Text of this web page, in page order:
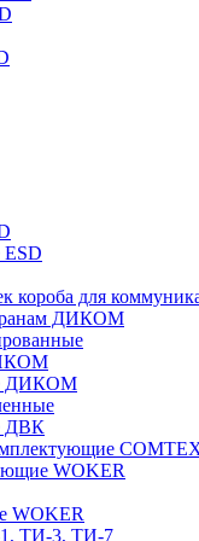
короба для
ДИКОМ
ДИКОМ
ДВК
WOKER
WOKER
ТИ-3, ТИ-7